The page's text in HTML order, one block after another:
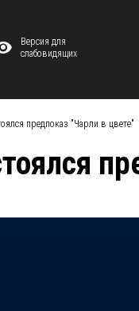
Версия для
слабовидящих
предпоказ "Чарли в цвете"